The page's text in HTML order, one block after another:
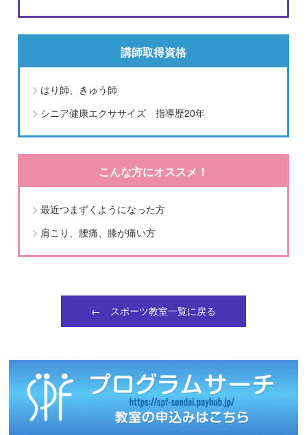
講師取得資格
はり師、きゅう師
シニア健康エクササイズ 指導歴20年
こんな方にオススメ！
最近つまずくようになった方
肩こり、腰痛、膝が痛い方
← スポーツ教室一覧に戻る